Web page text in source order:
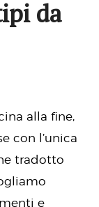
da
alla fine,
con l’unica
tradotto
e